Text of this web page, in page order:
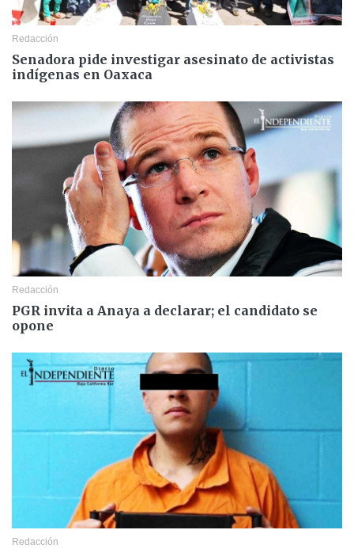
Redacción
Senadora pide investigar asesinato de activistas
indígenas en Oaxaca
Redacción
PGR invita a Anaya a declarar; el candidato se
opone
Redacción